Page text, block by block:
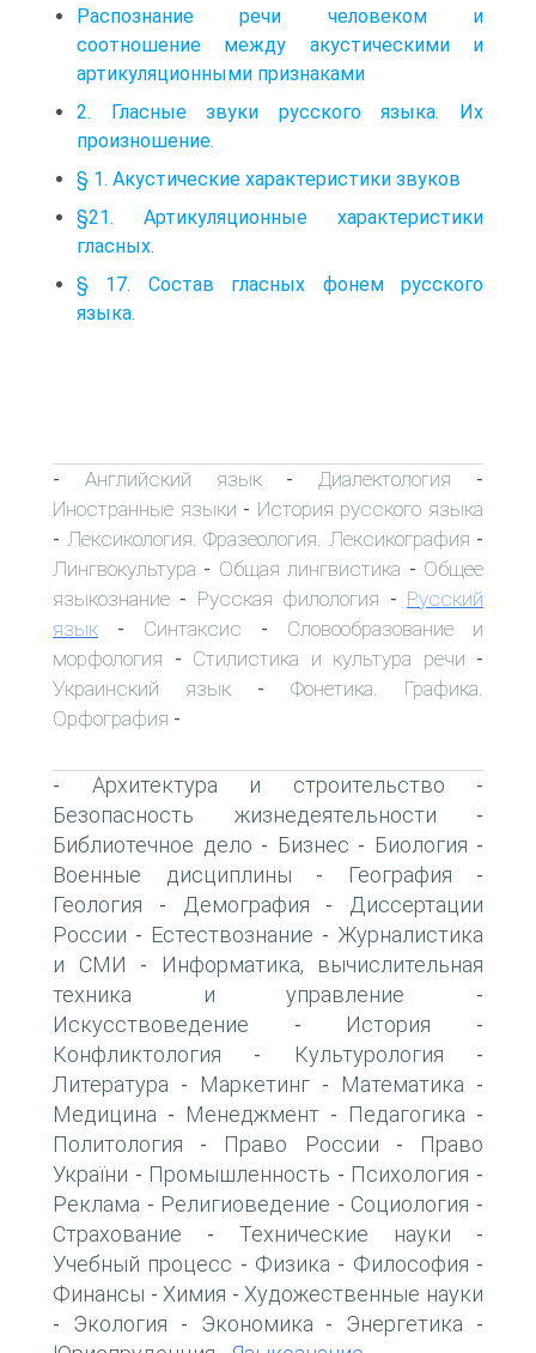
Распознание речи человеком и
соотношение между акустическими и
артикуляционными признаками
2. Гласные звуки русского языка. Их
произношение.
§ 1. Акустические характеристики звуков
§21. Артикуляционные характеристики
гласных.
§ 17. Состав гласных фонем русского
языка.
- Английский язык- Диалектология -
Иностранные языки - История русского языка
- Лексикология. Фразеология. Лексикография -
Лингвокультура - Общая лингвистика - Общее
языкознание - Русская филология - Русский
язык - Синтаксис - Словообразование и
морфология - Стилистика и культура речи -
Украинский язык - Фонетика. Графика.
Орфография -
- Архитектура и строительство -
Безопасность жизнедеятельности -
Библиотечное дело - Бизнес - Биология -
Военные дисциплины - География -
Геология - Демография -
Диссертации
России - Естествознание - Журналистика
и СМИ -
Информатика, вычислительная
техника и управление -
Искусствоведение - История -
Конфликтология - Культурология -
Литература - Маркетинг - Математика -
Медицина - Менеджмент - Педагогика -
Политология - Право России -
Право
України - Промышленность - Психология -
Реклама - Религиоведение - Социология -
Страхование - Технические науки -
Учебный процесс - Физика - Философия -
Финансы - Химия - Художественные науки
- Экология - Экономика - Энергетика -